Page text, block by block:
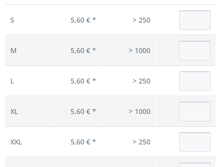
S 5,60 € * > 250
M 5,60 € * > 1000
L 5,60 € * > 250
XL 5,60 € * > 1000
XXL 5,60 € * > 250